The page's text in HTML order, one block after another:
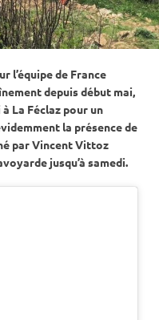
l’équipe de France
depuis début mai,
La Féclaz pour un
la présence de
par Vincent Vittoz
jusqu’à samedi.